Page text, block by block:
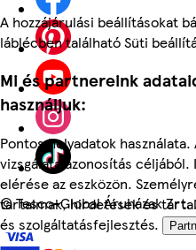
A hozzájárulási beállításokat
láblécben található Süti
Mi és partnereink
használjuk:
Pontos helyadatok
vizsgálata azonosítás
elérése az eszközön.
tartalmak, hirdetések és
és szolgáltatásfejlesztés.
©Tesco-Global Áruházak Zrt.